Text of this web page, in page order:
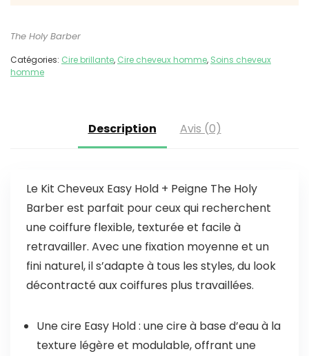
The Holy Barber
Catégories: Cire brillante, Cire cheveux homme, Soins cheveux
homme
Description Avis (0)
Le Kit Cheveux Easy Hold + Peigne The Holy
Barber est parfait pour ceux qui recherchent
une coiffure flexible, texturée et facile à
retravailler. Avec une fixation moyenne et un
fini naturel, il s’adapte à tous les styles, du look
décontracté aux coiffures plus travaillées.
Une cire Easy Hold : une cire à base d’eau à la
texture légère et modulable, offrant une